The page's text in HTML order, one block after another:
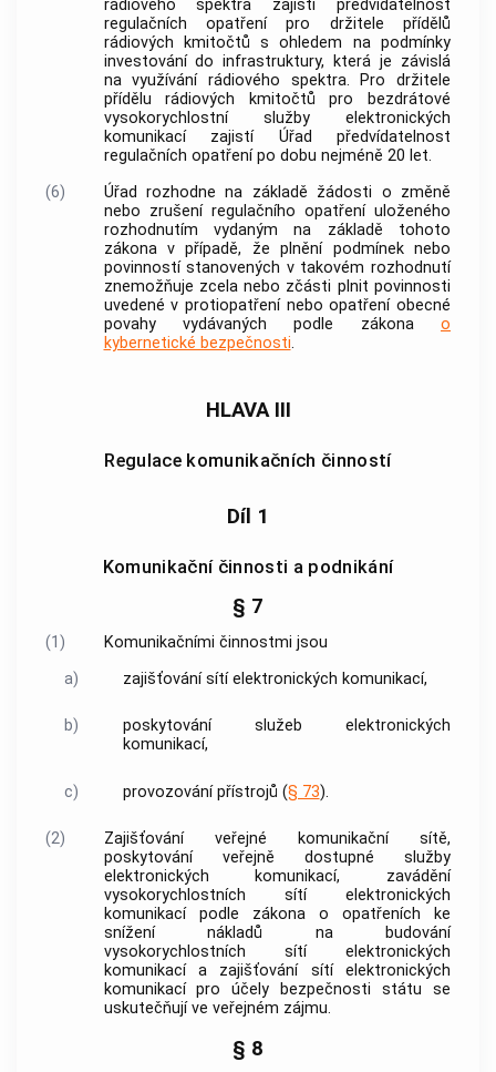
rádiového spektra zajistí předvídatelnost
regulačních opatření pro držitele přídělů
rádiových kmitočtů s ohledem na podmínky
investování do infrastruktury, která je závislá
na využívání rádiového spektra. Pro držitele
přídělu rádiových kmitočtů pro bezdrátové
vysokorychlostní služby elektronických
komunikacízajistí Úřad předvídatelnost
regulačních opatření po dobu nejméně 20 let.
(6)
Úřad rozhodne na základě žádosti o změně
nebo zrušení regulačního opatření uloženého
rozhodnutím vydaným na základě tohoto
zákona v případě, že plnění podmínek nebo
povinností stanovených v takovém rozhodnutí
znemožňuje zcela nebo zčásti plnit povinnosti
uvedené v protiopatření nebo opatření obecné
povahy vydávaných podle zákona o
kybernetické bezpečnosti.
HLAVA III
Regulace komunikačních činností
Díl 1
Komunikační činnosti a podnikání
§ 7
(1)
Komunikačními činnostmi jsou
a)
zajišťování sítí elektronických komunikací,
b)
poskytování služeb elektronických
komunikací,
c) provozovánípřístrojů (§ 73).
(2) Zajišťování veřejné komunikační sítě,
poskytování veřejně dostupné služby
elektronických komunikací, zavádění
vysokorychlostních sítí elektronických
komunikacípodle zákona o opatřeních ke
snížení nákladů na budování
vysokorychlostních sítí elektronických
komunikacía zajišťování sítí elektronických
komunikacípro účely bezpečnosti státu se
uskutečňují ve veřejném zájmu.
§ 8